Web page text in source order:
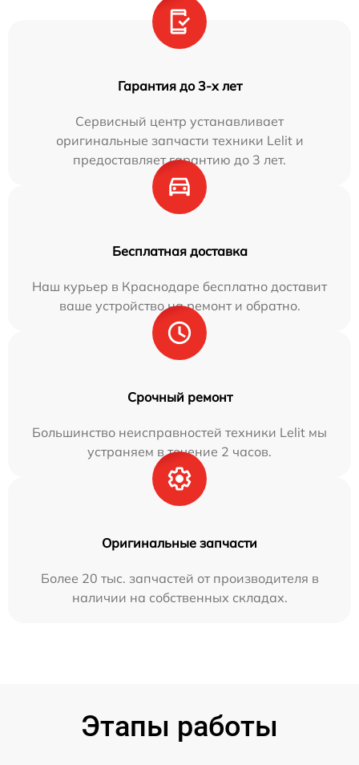
Гарантия до 3-х лет
Сервисный центр устанавливает
оригинальные запчасти техники Lelit и
предоставляет гарантию до 3 лет.
Бесплатная доставка
Наш курьер в Краснодаре бесплатно доставит
ваше устройство на ремонт и обратно.
Срочный ремонт
Большинство неисправностей техники Lelit мы
устраняем в течение 2 часов.
Оригинальные запчасти
Более 20 тыс. запчастей от производителя в
наличии на собственных складах.
Этапы работы